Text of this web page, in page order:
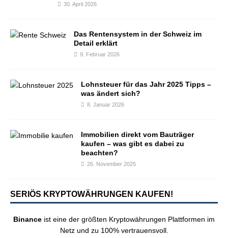
30. April 2026
Das Rentensystem in der Schweiz im
Detail erklärt
9. Februar 2026
Lohnsteuer für das Jahr 2025 Tipps –
was ändert sich?
8. Januar 2026
Immobilien direkt vom Bauträger
kaufen – was gibt es dabei zu
beachten?
26. November 2025
SERIÖS KRYPTOWÄHRUNGEN KAUFEN!
Binance ist eine der größten Kryptowährungen Plattformen im
Netz und zu 100% vertrauensvoll.